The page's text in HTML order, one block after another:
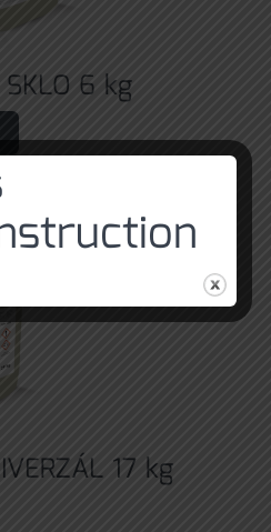
SKLO 6 kg
17 kg